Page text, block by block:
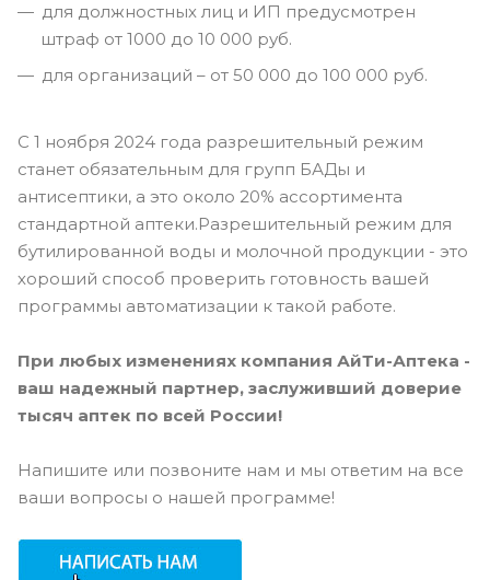
для должностных лиц и ИП предусмотрен
штраф от 1000 до 10 000 руб.
для организаций – от 50 000 до 100 000 руб.
С 1 ноября 2024 года разрешительный режим
станет обязательным для групп БАДы и
антисептики, а это около 20% ассортимента
стандартной аптеки.Разрешительный режим для
бутилированной воды и молочной продукции - это
хороший способ проверить готовность вашей
программы автоматизации к такой работе.
При любых изменениях компания АйТи-Аптека -
ваш надежный партнер, заслуживший доверие
тысяч аптек по всей России!
Напишите или позвоните нам и мы ответим на все
ваши вопросы о нашей программе!